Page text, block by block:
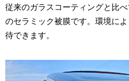
従来のガラスコーティングと比
のセラミック被膜です。環境に
待できます。